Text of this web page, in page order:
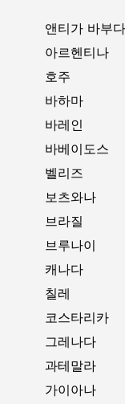
앤티가 바부다
아르헨티나
호주
바하마
바레인
바베이도스
벨리즈
보츠와나
브라질
브루나이
캐나다
칠레
코스타리카
그레나다
과테말라
가이아나